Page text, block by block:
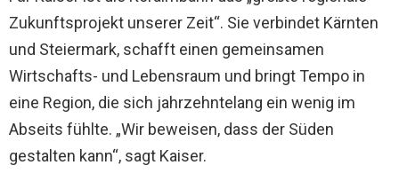
Zukunftsprojekt unserer Zeit“. Sie verbindet Kärnten
und Steiermark, schafft einen gemeinsamen
Wirtschafts- und Lebensraum und bringt Tempo in
eine Region, die sich jahrzehntelang ein wenig im
Abseits fühlte. „Wir beweisen, dass der Süden
gestalten kann“, sagt Kaiser.